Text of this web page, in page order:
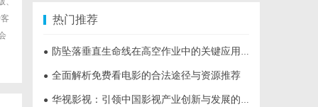
热门推荐
● 防坠落垂直生命线在高空作业中的关键应用与安全保障
● 全面解析免费看电影的合法途径与资源推荐
● 华视影视：引领中国影视产业创新与发展的标杆企业